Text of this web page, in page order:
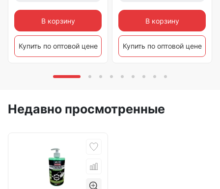
В корзину
Купить по оптовой цене
В корзину
Купить по оптовой цене
Недавно просмотренные